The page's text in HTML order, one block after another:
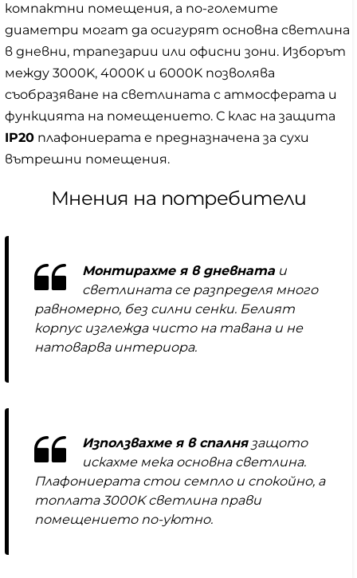
компактни помещения, а по-големите
диаметри могат да осигурят основна светлина
в дневни, трапезарии или офисни зони. Изборът
между 3000K, 4000K и 6000K позволява
съобразяване на светлината с атмосферата и
функцията на помещението. С клас на защита
IP20 плафониерата е предназначена за сухи
вътрешни помещения.
Мнения на потребители
Монтирахме я в дневната и
светлината се разпределя много
равномерно, без силни сенки. Белият
корпус изглежда чисто на тавана и не
натоварва интериора.
Използвахме я в спалнязащото
искахме мека основна светлина.
Плафониерата стои семпло и спокойно, а
топлата 3000K светлина прави
помещението по-уютно.